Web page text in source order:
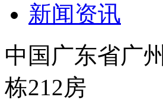
新闻资讯
中国广东省广
栋212房